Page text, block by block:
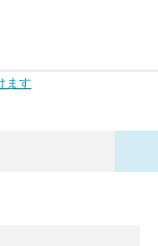
ます